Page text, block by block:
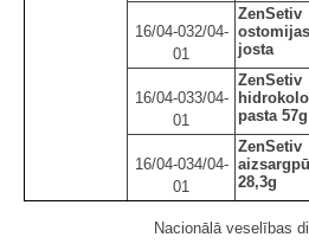
16/04-032/04-
01
ZenSetiv
ostomijas
josta
16/04-033/04-
01
ZenSetiv
pasta 57g
16/04-034/04-
01
ZenSetiv
28,3g
Nacionālā veselības